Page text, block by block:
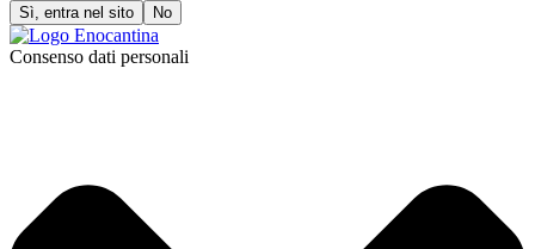
Sì, entra nel sito No
Consenso dati personali